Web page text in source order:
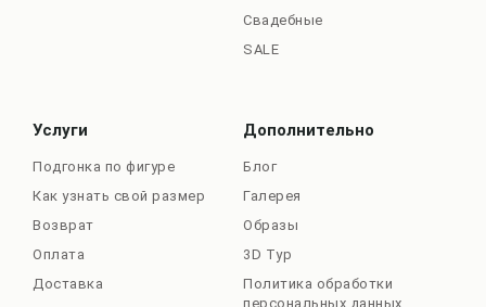
Свадебные
SALE
Услуги
Подгонка по фигуре
Как узнать свой размер
Возврат
Оплата
Доставка
Дополнительно
Блог
Галерея
Образы
3D Тур
Политика обработки
персональных данных